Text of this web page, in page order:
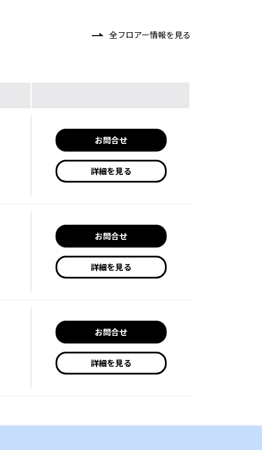
全フロアー情報を見る
お問合せ
詳細を見る
お問合せ
詳細を見る
お問合せ
詳細を見る